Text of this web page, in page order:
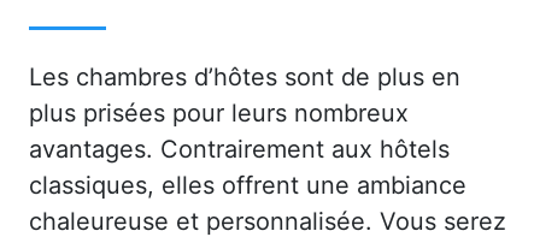
Les chambres d’hôtes sont de plus en
plus prisées pour leurs nombreux
avantages. Contrairement aux hôtels
classiques, elles offrent une ambiance
chaleureuse et personnalisée. Vous serez